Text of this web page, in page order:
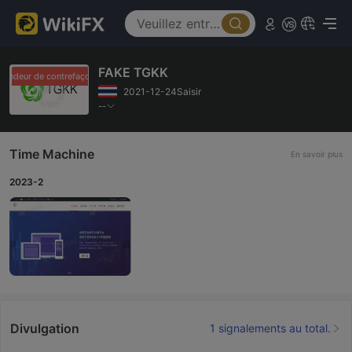
de contrefaçons Revendeur de contrefaçons
FAKE TGKK
2021-12-24Saisir
--
Time Machine En savoir plus
2023-2
Divulgation 1 signalements au total.